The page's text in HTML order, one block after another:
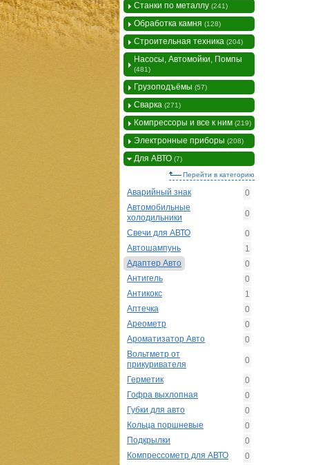
Станки по металлу (241)
Обработка камня (128)
Строительная техника (204)
Насосы, Автомойки, Помпы
(481)
Грузоподъёмы (57)
Сварка (271)
Компрессоры и все к ним (219)
Электронные приборы (208)
Для АВТО (7)
Перейти в категорию
Аварийный знак
0
Автомобильные
холодильники
0
Свечи для АВТО
0
Автошампунь
1
Адаптер Авто
0
Антигель
0
Антикокс
1
Аптечка
0
Ареометр
0
Ароматизатор Авто
0
Вольтметр от
прикуривателя
0
Герметик
0
Гофра выхлопная
0
Губки для авто
0
Кольца поршневые
0
Подкрылки
0
Компрессометр для АВТО
0